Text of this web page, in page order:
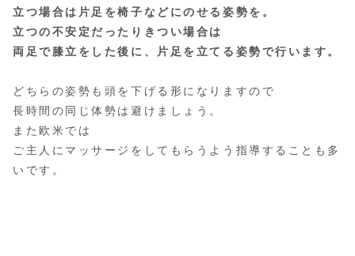
立つ場合は片足を椅子などにのせる姿勢を。
立つの不安定だったりきつい場合は
両足で膝立をした後に、片足を立てる姿勢で行います。
どちらの姿勢も頭を下げる形になりますので
長時間の同じ体勢は避けましょう。
また欧米では
ご主人にマッサージをしてもらうよう指導することも多
いです。